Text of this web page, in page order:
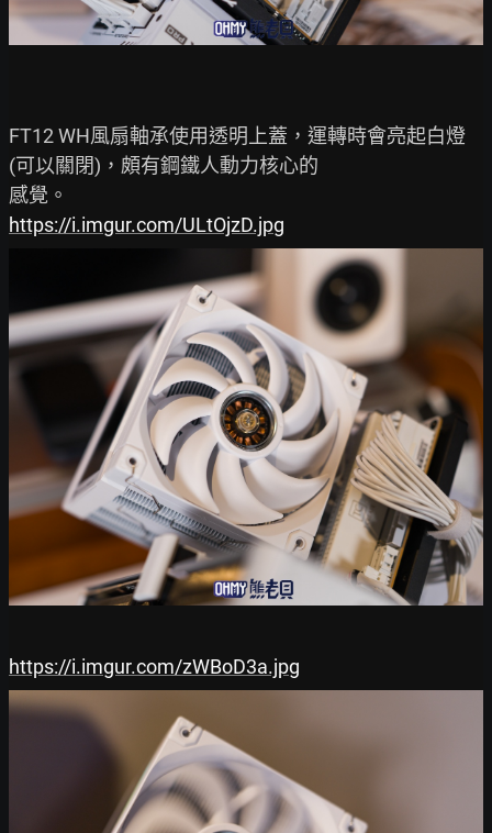
FT12 WH風扇軸承使用透明上蓋，運轉時會亮起白燈
(可以關閉)，頗有鋼鐵人動力核心的
https://i.imgur.com/ULtOjzD.jpg
https://i.imgur.com/zWBoD3a.jpg